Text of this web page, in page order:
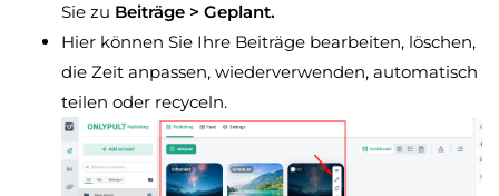
Sie zu Beiträge > Geplant.
Hier können Sie Ihre Beiträge bearbeiten, löschen,
die Zeit anpassen, wiederverwenden, automatisch
teilen oder recyceln.